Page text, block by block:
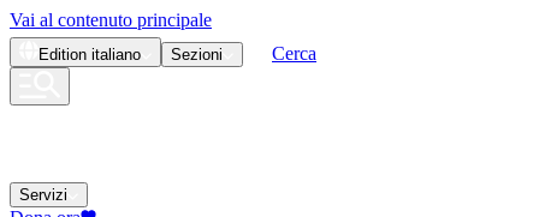
Vai al contenuto principale
Edition italiano Sezioni Cerca
Servizi